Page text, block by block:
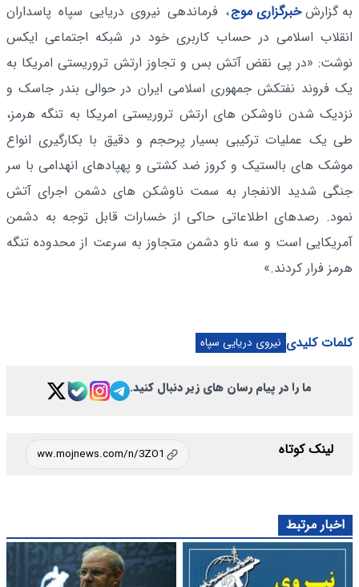
به گزارشخبرگزاری موج، فرماندهی نیروی دریایی سپاه پاسداران
انقلاب اسلامی در حساب کاربری خود در شبکه اجتماعی ایکس
نوشت: «در پی نقض آتش بس و تجاوز ارتش تروریستی امریکا به
یک فروند نفتکش جمهوری اسلامی ایران در حوالی بندر جاسک و
نزدیک شدن ناوشکن های ارتش تروریستی امریکا به تنگه هرمز،
طی یک عملیات ترکیبی بسیار پرحجم و دقیق با بکارگیری انواع
موشک های بالستیک و کروز ضد کشتی و پهپادهای انهدامی با سر
جنگی شدید الانفجار به سمت ناوشکن های دشمن اجرای آتش
نمود. رصدهای اطلاعاتی حاکی از خسارات قابل توجه به دشمن
آمریکایی است و سه ناو دشمن متجاوز به سرعت از محدوده تنگه
هرمز فرار کردند.»
کلمات کلیدی نیروی دریایی سپاه
ما را در پیام رسان های زیر دنبال کنید.
لینک کوتاه
اخبار مرتبط